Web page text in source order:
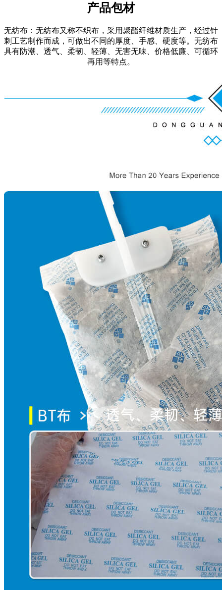
产品包材
无纺布：无纺布又称不织布，采用聚酯纤维材质生产，经过针
刺工艺制作而成，可做出不同的厚度、手感、硬度等。无纺布
具有防潮、透气、柔韧、轻薄、无害无味、价格低廉、可循环
再用等特点。